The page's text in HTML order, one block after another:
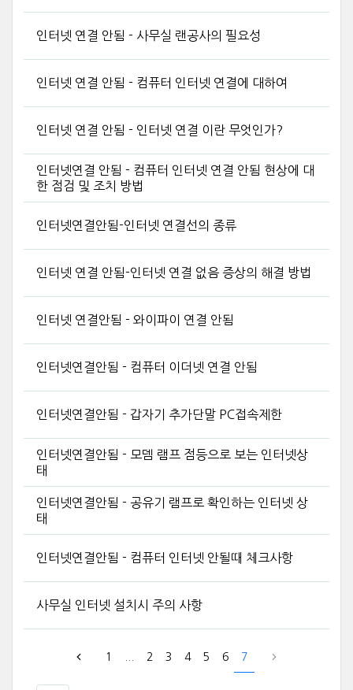
인터넷 연결 안됨 - 사무실 랜공사의 필요성
인터넷 연결 안됨 - 컴퓨터 인터넷 연결에 대하여
인터넷 연결 안됨 - 인터넷 연결 이란 무엇인가?
인터넷연결 안됨 - 컴퓨터 인터넷 연결 안됨 현상에 대
한 점검 및 조치 방법
인터넷연결안됨-인터넷 연결선의 종류
인터넷 연결 안됨-인터넷 연결 없음 증상의 해결 방법
인터넷 연결안됨 - 와이파이 연결 안됨
인터넷연결안됨 - 컴퓨터 이더넷 연결 안됨
인터넷연결안됨 - 갑자기 추가단말 PC접속제한
인터넷연결안됨 - 모뎀 램프 점등으로 보는 인터넷상
태
인터넷연결안됨 - 공유기 램프로 확인하는 인터넷 상
태
인터넷연결안됨 - 컴퓨터 인터넷 안될때 체크사항
사무실 인터넷 설치시 주의 사항
1 2 3 4 5 6 7